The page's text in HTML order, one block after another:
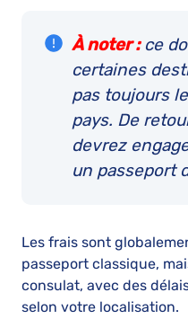
À noter :ce
certaines
pas toujours
pays. De
devrez
un passeport
Les frais sont
passeport classique,
consulat, avec des
selon votre localisation.